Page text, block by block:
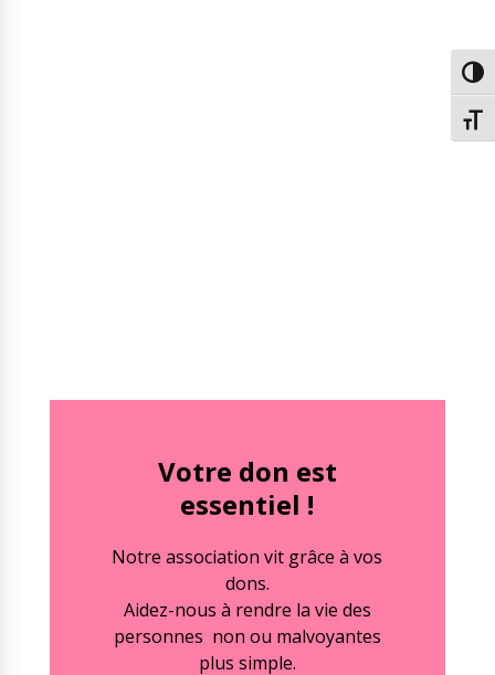
Votre don est
essentiel !
Notre association vit grâce à vos
dons.
Aidez-nous à rendre la vie des
personnes non ou malvoyantes
plus simple.